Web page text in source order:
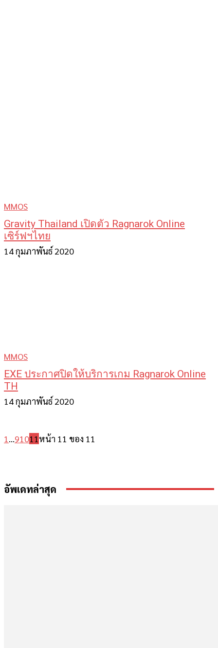
MMOS
Gravity Thailand เปิดตัว Ragnarok Online
เซิร์ฟฯไทย
14 กุมภาพันธ์ 2020
MMOS
EXE ประกาศปิดให้บริการเกม Ragnarok Online
TH
14 กุมภาพันธ์ 2020
1...91011หน้า 11 ของ 11
อัพเดทล่าสุด